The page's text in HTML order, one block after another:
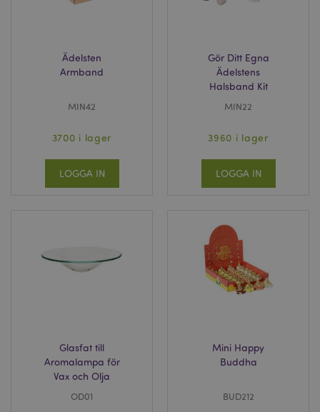
Ädelsten
Armband
MIN42
3700 i lager
LOGGA IN
Gör Ditt Egna
Ädelstens
Halsband Kit
MIN22
3960 i lager
LOGGA IN
Glasfat till
Aromalampa för
Vax och Olja
OD01
Mini Happy
Buddha
BUD212